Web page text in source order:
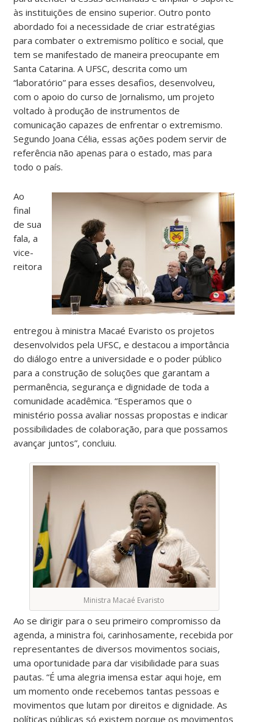
às instituições de ensino superior. Outro ponto
abordado foi a necessidade de criar estratégias
para combater o extremismo político e social, que
tem se manifestado de maneira preocupante em
Santa Catarina. A UFSC, descrita como um
“laboratório” para esses desafios, desenvolveu,
com o apoio do curso de Jornalismo, um projeto
voltado à produção de instrumentos de
comunicação capazes de enfrentar o extremismo.
Segundo Joana Célia, essas ações podem servir de
referência não apenas para o estado, mas para
todo o país.
Ao
final
de sua
fala, a
vice-
reitora
entregou à ministra Macaé Evaristo os projetos
desenvolvidos pela UFSC, e destacou a importância
do diálogo entre a universidade e o poder público
para a construção de soluções que garantam a
permanência, segurança e dignidade de toda a
comunidade acadêmica. “Esperamos que o
ministério possa avaliar nossas propostas e indicar
possibilidades de colaboração, para que possamos
avançar juntos”, concluiu.
Ministra Macaé Evaristo
Ao se dirigir para o seu primeiro compromisso da
agenda, a ministra foi, carinhosamente, recebida por
representantes de diversos movimentos sociais,
uma oportunidade para dar visibilidade para suas
pautas. “É uma alegria imensa estar aqui hoje, em
um momento onde recebemos tantas pessoas e
movimentos que lutam por direitos e dignidade. As
políticas públicas só existem porque os movimentos